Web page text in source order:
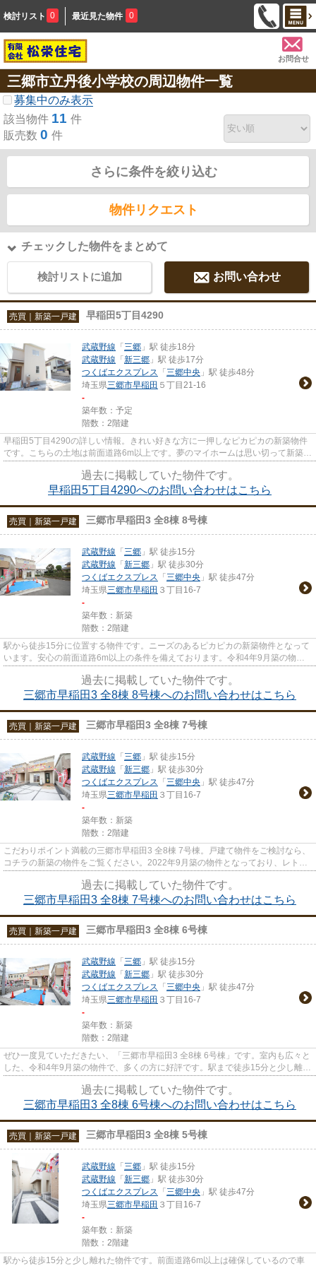
検討リスト 0 最近見た物件 0
お問合せ
三郷市立丹後小学校の周辺物件一覧
募集中のみ表示
該当物件 11 件
販売数 0 件
さらに条件を絞り込む
物件リクエスト
チェックした物件をまとめて
検討リストに追加 お問い合わせ
売買｜新築一戸建 早稲田5丁目4290
武蔵野線 「 三郷 」駅 徒歩18分
武蔵野線 「 新三郷 」駅 徒歩17分
つくばエクスプレス 「 三郷中央 」駅 徒歩48分
埼玉県三郷市早稲田 ５丁目21-16
-
築年数：予定
階数：2階建
早稲田5丁目4290の詳しい情報。きれい好きな方に一押しなピカピカの新築物件
です。こちらの土地は前面道路6m以上です。夢のマイホームは思い切って新築の
過去に掲載していた物件です。
早稲田5丁目4290へのお問い合わせはこちら
売買｜新築一戸建 三郷市早稲田3 全8棟 8号棟
武蔵野線 「 三郷 」駅 徒歩15分
武蔵野線 「 新三郷 」駅 徒歩30分
つくばエクスプレス 「 三郷中央 」駅 徒歩47分
埼玉県三郷市早稲田 ３丁目16-7
-
築年数：新築
階数：2階建
駅から徒歩15分に位置する物件です。ニーズのあるピカピカの新築物件となって
います。安心の前面道路6m以上の条件を備えております。令和4年9月築の物件
過去に掲載していた物件です。
三郷市早稲田3 全8棟 8号棟へのお問い合わせはこちら
売買｜新築一戸建 三郷市早稲田3 全8棟 7号棟
武蔵野線 「 三郷 」駅 徒歩15分
武蔵野線 「 新三郷 」駅 徒歩30分
つくばエクスプレス 「 三郷中央 」駅 徒歩47分
埼玉県三郷市早稲田 ３丁目16-7
-
築年数：新築
階数：2階建
こだわりポイント満載の三郷市早稲田3 全8棟 7号棟。戸建て物件をご検討なら、
コチラの新築の物件をご覧ください。2022年9月築の物件となっており、レトロ
過去に掲載していた物件です。
三郷市早稲田3 全8棟 7号棟へのお問い合わせはこちら
売買｜新築一戸建 三郷市早稲田3 全8棟 6号棟
武蔵野線 「 三郷 」駅 徒歩15分
武蔵野線 「 新三郷 」駅 徒歩30分
つくばエクスプレス 「 三郷中央 」駅 徒歩47分
埼玉県三郷市早稲田 ３丁目16-7
-
築年数：新築
階数：2階建
ぜひ一度見ていただきたい、「三郷市早稲田3 全8棟 6号棟」です。室内も広々と
した、令和4年9月築の物件で、多くの方に好評です。駅まで徒歩15分と少し離れ
過去に掲載していた物件です。
三郷市早稲田3 全8棟 6号棟へのお問い合わせはこちら
売買｜新築一戸建 三郷市早稲田3 全8棟 5号棟
武蔵野線 「 三郷 」駅 徒歩15分
武蔵野線 「 新三郷 」駅 徒歩30分
つくばエクスプレス 「 三郷中央 」駅 徒歩47分
埼玉県三郷市早稲田 ３丁目16-7
-
築年数：新築
階数：2階建
駅から徒歩15分と少し離れた物件です。前面道路6m以上は確保しているので車